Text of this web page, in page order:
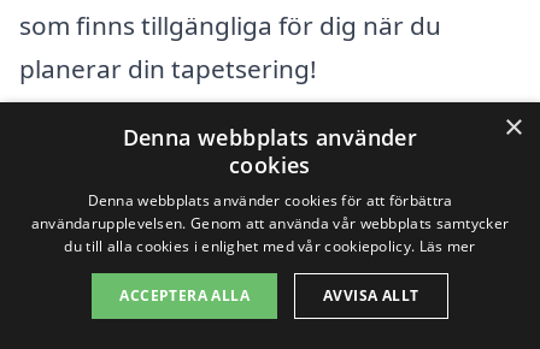
som finns tillgängliga för dig när du
planerar din tapetsering!
Få 3 erbjudanden, gratis och utan
förpliktelser
Sök efter en
×
Denna webbplats använder
cookies
Denna webbplats använder cookies för att förbättra
användarupplevelsen. Genom att använda vår webbplats samtycker
du till alla cookies i enlighet med vår cookiepolicy. Läs mer
ACCEPTERA ALLA AVVISA ALLT